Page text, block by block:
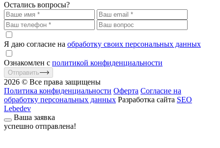
Остались вопросы?
Я даю согласие на обработку своих персональных данных
Ознакомлен с политикой конфиденциальности
Отправить
2026 © Все права защищены
Политика конфиденциальности Оферта Согласие на
обработку персональных данных Разработка сайта SEO
Lebedev
Ваша заявка
успешно отправлена!